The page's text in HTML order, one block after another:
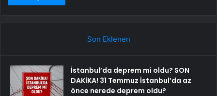
Son Eklenen
İstanbul’da deprem mi oldu? SON
DAKİKA! 31 Temmuz İstanbul’da az
önce nerede deprem oldu?